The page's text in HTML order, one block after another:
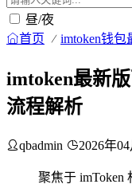
昼/夜
首页 imtoken钱
imtoken最新
流程解析
qbadmin 2026年
聚焦于 imToken